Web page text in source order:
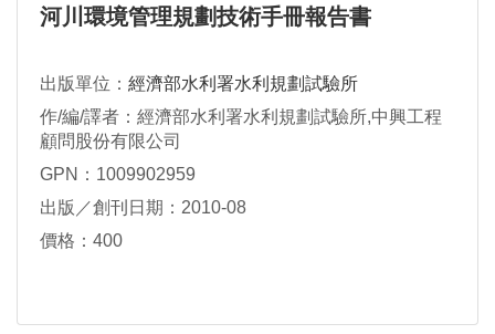
河川環境管理規劃技術手冊報告書
出版單位： 經濟部水利署水利規劃試驗所
作/編/譯者：經濟部水利署水利規劃試驗所,中興工程
顧問股份有限公司
GPN：1009902959
出版／創刊日期：2010-08
價格：400